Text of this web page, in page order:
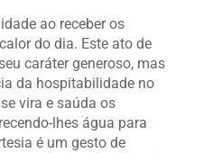
ao receber os
do dia. Este ato de
caráter generoso, mas
da hospitabilidade no
vira e saúda os
lhes água para
é um gesto de